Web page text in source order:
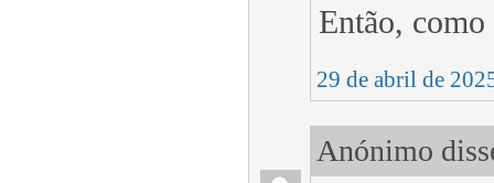
Então,
29 de abril de
Anónimo